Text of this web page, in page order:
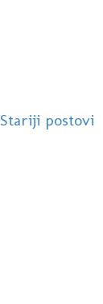
Stariji postovi